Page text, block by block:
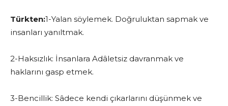
Türkten:1-Yalan söylemek. Doğruluktan sapmak ve
insanları yanıltmak.
2-Haksızlık: İnsanlara Adâletsiz davranmak ve
haklarını gasp etmek.
3-Bencillik: Sâdece kendi çıkarlarını düşünmek ve